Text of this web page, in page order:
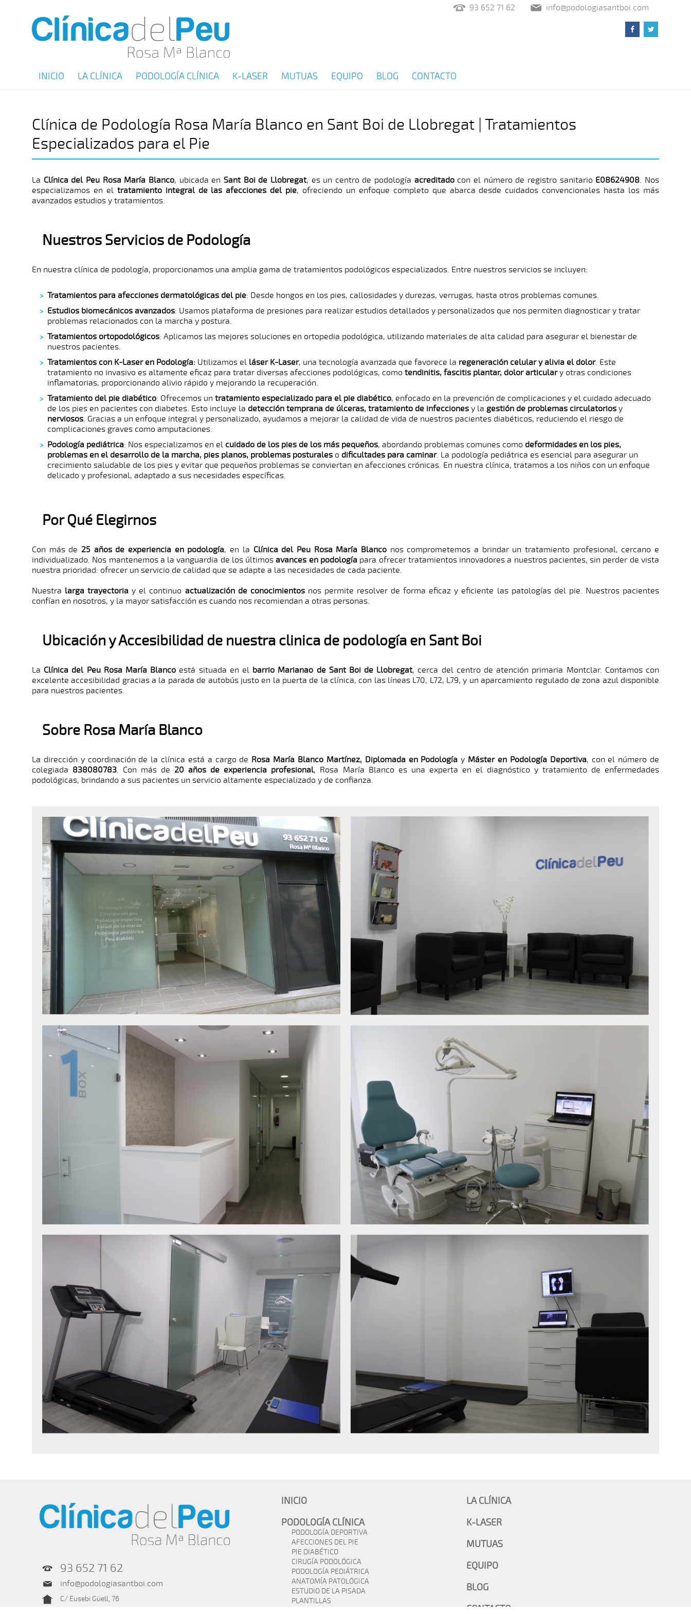
info@podologiasantboi.com
93 652 71 62
INICIO LA CLÍNICA PODOLOGÍA CLÍNICA K-LASER MUTUAS EQUIPO BLOG CONTACTO
Clínica de Podología Rosa María Blanco en Sant Boi de Llobregat | Tratamientos
Especializados para el Pie
La Clínica del Peu Rosa María Blanco, ubicada en Sant Boi de Llobregat, es un centro de podología acreditadocon el número de registro sanitario E08624908. Nos
especializamos en el tratamiento integral de las afecciones del pie, ofreciendo un enfoque completo que abarca desde cuidados convencionales hasta los más
avanzados estudios y tratamientos.
Nuestros Servicios de Podología
En nuestra clínica de podología, proporcionamos una amplia gama de tratamientos podológicos especializados. Entre nuestros servicios se incluyen:
Tratamientos para afecciones dermatológicas del pie: Desde hongos en los pies, callosidades y durezas, verrugas, hasta otros problemas comunes.
Estudios biomecánicos avanzados: Usamos plataforma de presiones para realizar estudios detallados y personalizados que nos permiten diagnosticar y tratar
problemas relacionados con la marcha y postura.
Tratamientos ortopodológicos: Aplicamos las mejores soluciones en ortopedia podológica, utilizando materiales de alta calidad para asegurar el bienestar de
nuestros pacientes.
Tratamientos con K-Laser en Podología: Utilizamos el láser K-Laser, una tecnología avanzada que favorece la regeneración celular y alivia el dolor. Este
tratamiento no invasivo es altamente eficaz para tratar diversas afecciones podológicas, como tendinitis, fascitis plantar, dolor articulary otras condiciones
inflamatorias, proporcionando alivio rápido y mejorando la recuperación.
Tratamiento del pie diabético: Ofrecemos un tratamiento especializado para el pie diabético, enfocado en la prevención de complicaciones y el cuidado adecuado
de los pies en pacientes con diabetes. Esto incluye la detección temprana de úlceras, tratamiento de infecciones y la gestión de problemas circulatorios y
nerviosos. Gracias a un enfoque integral y personalizado, ayudamos a mejorar la calidad de vida de nuestros pacientes diabéticos, reduciendo el riesgo de
complicaciones graves como amputaciones.
Podología pediátrica: Nos especializamos en el cuidado de los pies de los más pequeños, abordando problemas comunes como deformidades en los pies,
problemas en el desarrollo de la marcha, pies planos, problemas posturales o dificultades para caminar. La podología pediátrica es esencial para asegurar un
crecimiento saludable de los pies y evitar que pequeños problemas se conviertan en afecciones crónicas. En nuestra clínica, tratamos a los niños con un enfoque
delicado y profesional, adaptado a sus necesidades específicas.
Por Qué Elegirnos
Con más de 25 años de experiencia en podología, en la Clínica del Peu Rosa María Blanco nos comprometemos a brindar un tratamiento profesional, cercano e
individualizado. Nos mantenemos a la vanguardia de los últimos avances en podología para ofrecer tratamientos innovadores a nuestros pacientes, sin perder de vista
nuestra prioridad: ofrecer un servicio de calidad que se adapte a las necesidades de cada paciente.
Nuestra larga trayectoria y el continuo actualización de conocimientosnos permite resolver de forma eficaz y eficiente las patologías del pie. Nuestros pacientes
confían en nosotros, y la mayor satisfacción es cuando nos recomiendan a otras personas.
Ubicación y Accesibilidad de nuestra clinica de podología en Sant Boi
La Clínica del Peu Rosa María Blanco está situada en el barrio Marianao de Sant Boi de Llobregat, cerca del centro de atención primaria Montclar. Contamos con
excelente accesibilidad gracias a la parada de autobús justo en la puerta de la clínica, con las líneas L70, L72, L79, y un aparcamiento regulado de zona azul disponible
para nuestros pacientes.
Sobre Rosa María Blanco
La dirección y coordinación de la clínica está a cargo de Rosa María Blanco Martínez, Diplomada en Podologíay Máster en Podología Deportiva, con el número de
colegiada 838080783. Con más de 20 años de experiencia profesional, Rosa María Blanco es una experta en el diagnóstico y tratamiento de enfermedades
podológicas, brindando a sus pacientes un servicio altamente especializado y de confianza.
93 652 71 62
info@podologiasantboi.com
C/ Eusebi Güell, 76
INICIO
LA CLÍNICA
PODOLOGÍA CLÍNICA
PODOLOGÍA DEPORTIVA
AFECCIONES DEL PIE
PIE DIABÉTICO
CIRUGÍA PODOLÓGICA
PODOLOGÍA PEDIÁTRICA
ANATOMÍA PATOLÓGICA
ESTUDIO DE LA PISADA
PLANTILLAS
K-LASER
MUTUAS
EQUIPO
BLOG
CONTACTO